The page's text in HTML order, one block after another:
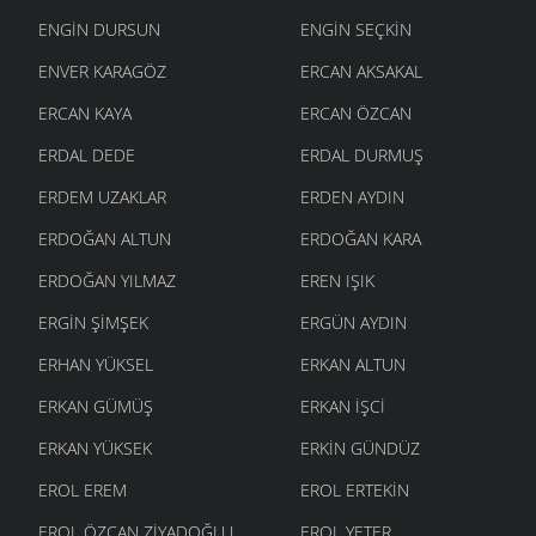
ENGIN DURSUN
ENGIN SEÇKIN
ENVER KARAGÖZ
ERCAN AKSAKAL
ERCAN KAYA
ERCAN ÖZCAN
ERDAL DEDE
ERDAL DURMUŞ
ERDEM UZAKLAR
ERDEN AYDIN
ERDOĞAN ALTUN
ERDOĞAN KARA
ERDOĞAN YILMAZ
EREN IŞIK
ERGIN ŞIMŞEK
ERGÜN AYDIN
ERHAN YÜKSEL
ERKAN ALTUN
ERKAN GÜMÜŞ
ERKAN İŞCI
ERKAN YÜKSEK
ERKIN GÜNDÜZ
EROL EREM
EROL ERTEKIN
EROL ÖZCAN ZIYADOĞLU
EROL YETER